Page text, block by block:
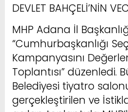
DEVLET BAHÇELİ’NİN
MHP Adana İl
“Cumhurbaşkanlığı
Kampanyasını
Toplantısı” düzenledi.
Belediyesi tiyatro
gerçekleştirilen ve